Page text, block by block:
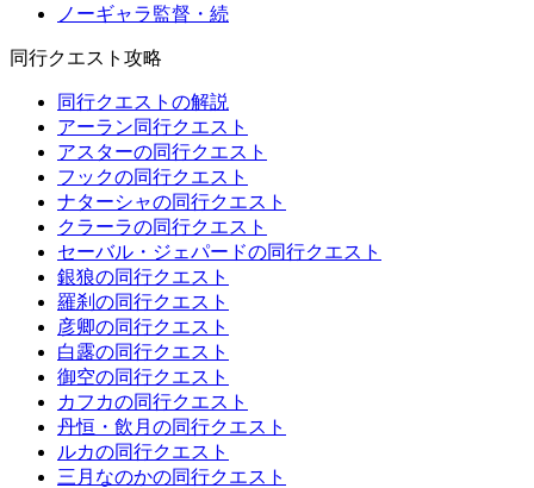
ノーギャラ監督・続
同行クエスト攻略
同行クエストの解説
アーラン同行クエスト
アスターの同行クエスト
フックの同行クエスト
ナターシャの同行クエスト
クラーラの同行クエスト
セーバル・ジェパードの同行クエスト
銀狼の同行クエスト
羅刹の同行クエスト
彦卿の同行クエスト
白露の同行クエスト
御空の同行クエスト
カフカの同行クエスト
丹恒・飲月の同行クエスト
ルカの同行クエスト
三月なのかの同行クエスト